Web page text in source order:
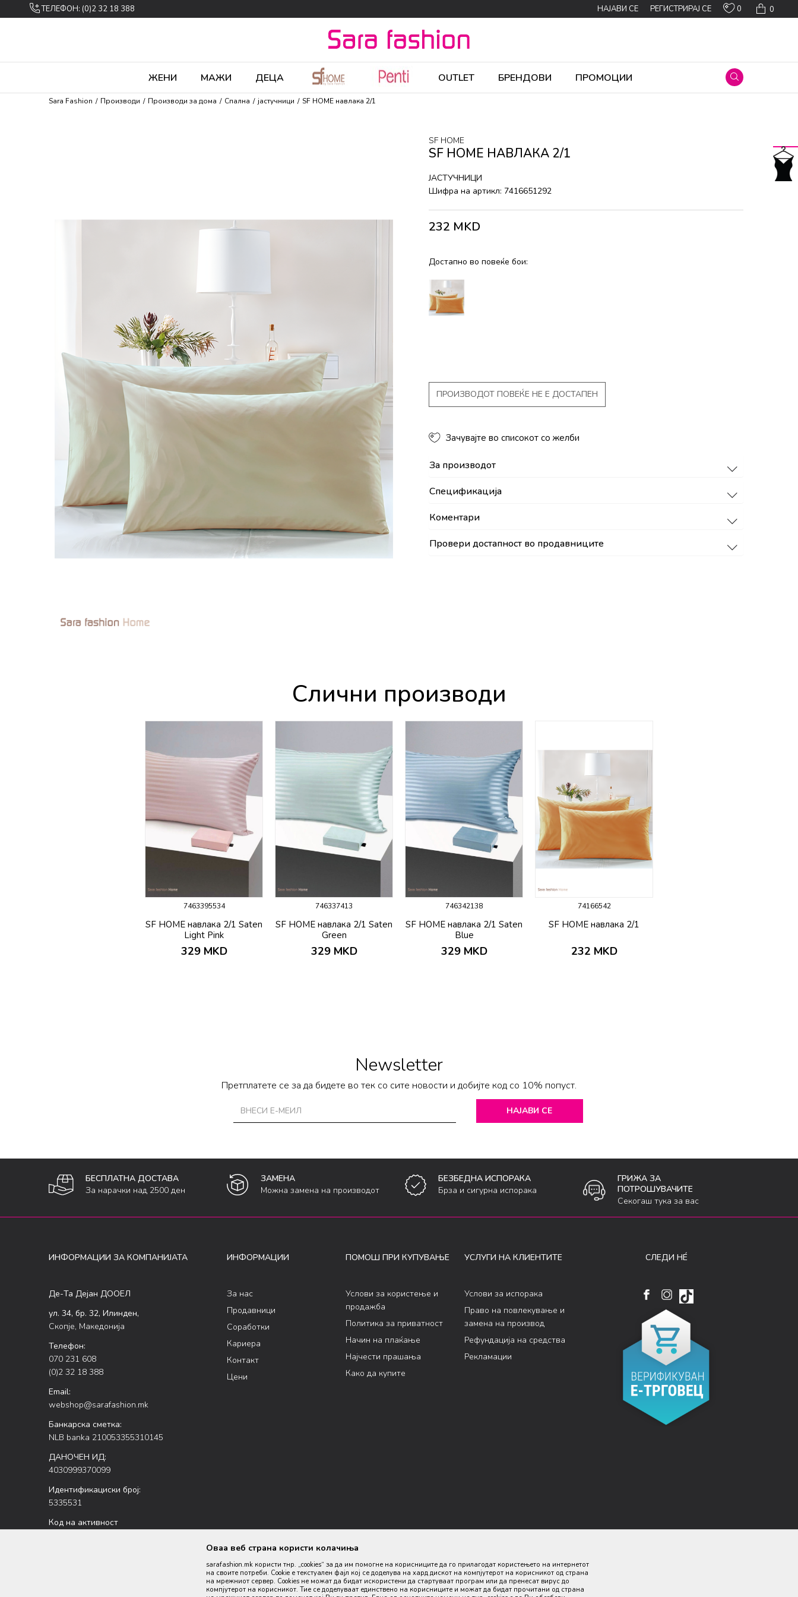
ТЕЛЕФОН: (0)2 32 18 388 0
0
НАЈАВИ СЕ РЕГИСТРИРАЈ СЕ
ЖЕНИ МАЖИ ДЕЦА OUTLET БРЕНДОВИ ПРОМОЦИИ
Sara Fashion Производи Производи за дома Спална јастучници SF HOME навлака 2/1
SF HOME
SF HOME НАВЛАКА 2/1
ЈАСТУЧНИЦИ
Шифра на артикл: 7416651292
232 MKD
Достапно во повеќе бои:
ПРОИЗВОДОТ ПОВЕЌЕ НЕ Е ДОСТАПЕН
Зачувајте во списокот со желби
За производот
Спецификација
Коментари
Провери достапност во продавниците
Слични производи
7463395534
SF HOME навлака 2/1 Saten
Light Pink
329 MKD
746337413
SF HOME навлака 2/1 Saten
Green
329 MKD
746342138
SF HOME навлака 2/1 Saten
Blue
329 MKD
74166542
SF HOME навлака 2/1
232 MKD
Newsletter
Претплатете се за да бидете во тек со сите новости и добијте код со 10% попуст.
НАЈАВИ СЕ
БЕСПЛАТНА ДОСТАВА
За нарачки над 2500 ден
ЗАМЕНА
Можна замена на производот
БЕЗБЕДНА ИСПОРАКА
Брза и сигурна испорака
ГРИЖА ЗА
ПОТРОШУВАЧИТЕ
Секогаш тука за вас
ИНФОРМАЦИИ ЗА КОМПАНИЈАТА
Де-Та Дејан ДООЕЛ
ул. 34, бр. 32, Илинден,
Скопје, Македонија
Телефон:
070 231 608
(0)2 32 18 388
Email:
webshop@sarafashion.mk
Банкарска сметка:
NLB banka 210053355310145
ДАНОЧЕН ИД:
4030999370099
Идентификациски број:
5335531
Код на активност
ИНФОРМАЦИИ
За нас
Продавници
Соработки
Кариера
Контакт
Цени
ПОМОШ ПРИ КУПУВАЊЕ
Услови за користење и
продажба
Политика за приватност
Начин на плаќање
Најчести прашања
Како да купите
УСЛУГИ НА КЛИЕНТИТЕ
Услови за испорака
Право на повлекување и
замена на производ
Рефундација на средства
Рекламации
СЛЕДИ НÉ
Оваа веб страна користи колачиња
sarafashion.mk користи тнр. „cookies“ за да им помогне на корисниците да го прилагодат користењето на интернетот
на своите потреби. Cookie е текстуален фајл кој се доделува на хард дискот на компјутерот на корисникот од страна
на мрежниот сервер. Cookies не можат да бидат искористени да стартуваат програм или да пренесат вирус до
компјутерот на корисникот. Тие се доделуваат единствено на корисниците и можат да бидат прочитани од страна